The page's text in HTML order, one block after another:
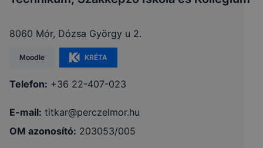
8060 Mór, Dózsa György u 2.
Moodle KRÉTA
Telefon: +36 22-407-023
E-mail: titkar@perczelmor.hu
OM azonosító: 203053/005